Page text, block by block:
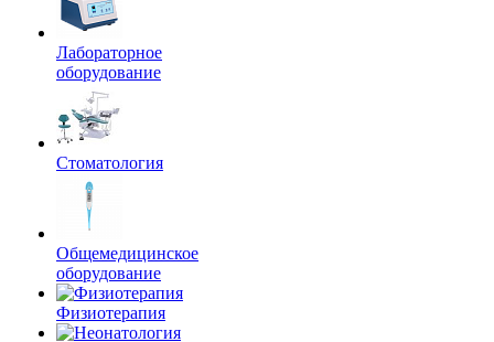
Лабораторное
оборудование
Стоматология
Общемедицинское
оборудование
Физиотерапия